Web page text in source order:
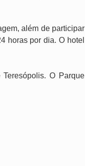
além de participar
horas por dia. O hotel
O Parque